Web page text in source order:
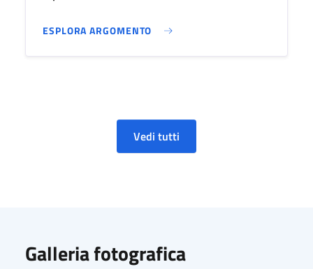
ESPLORA ARGOMENTO
Vedi tutti
Galleria fotografica